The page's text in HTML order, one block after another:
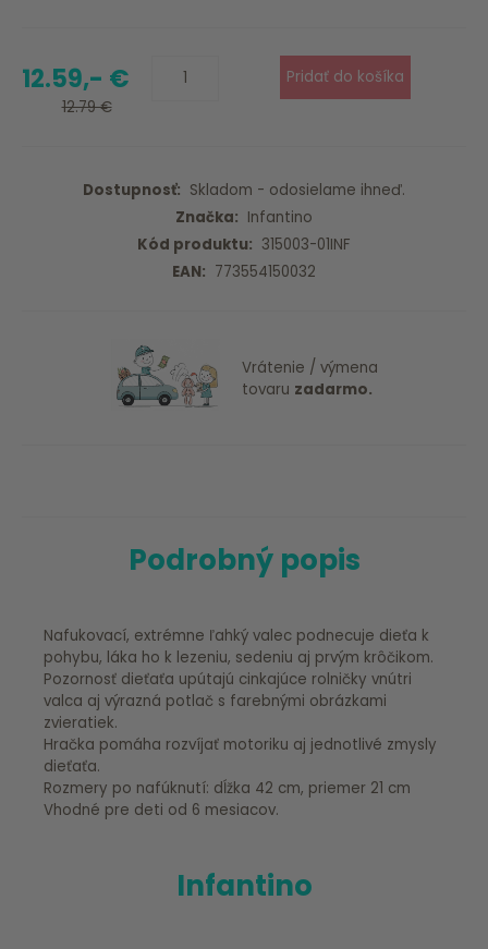
12.59,- €
12.79 €
Dostupnosť: Skladom - odosielame ihneď.
Značka: Infantino
Kód produktu: 315003-01INF
EAN: 773554150032
Vrátenie / výmena
tovaru zadarmo.
Podrobný popis
Nafukovací, extrémne ľahký valec podnecuje dieťa k
pohybu, láka ho k lezeniu, sedeniu aj prvým krôčikom.
Pozornosť dieťaťa upútajú cinkajúce rolničky vnútri
valca aj výrazná potlač s farebnými obrázkami
zvieratiek.
Hračka pomáha rozvíjať motoriku aj jednotlivé zmysly
dieťaťa.
Rozmery po nafúknutí: dĺžka 42 cm, priemer 21 cm
Vhodné pre deti od 6 mesiacov.
Infantino